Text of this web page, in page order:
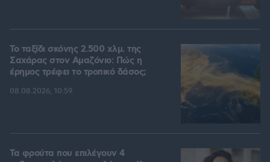
Το ταξίδι σκόνης 2.500 χλμ. της
Σαχάρας στον Αμαζόνιο: Πώς η
έρημος τρέφει το τροπικό δάσος;
08.08.2026, 10:59
Τα φρούτα που επιλέγουν 4